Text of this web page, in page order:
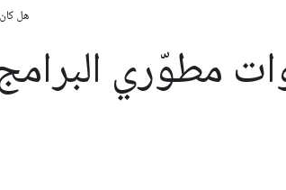
هل
مطوّري